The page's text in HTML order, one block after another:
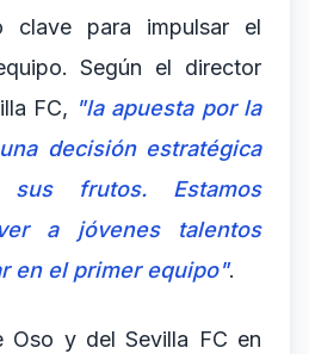
clave para impulsar el
Según el director
FC, "la apuesta por la
decisión estratégica
frutos. Estamos
a jóvenes talentos
en el primer equipo".
Oso y del Sevilla FC en